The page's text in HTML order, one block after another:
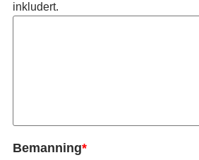
inkludert.
Bemanning*